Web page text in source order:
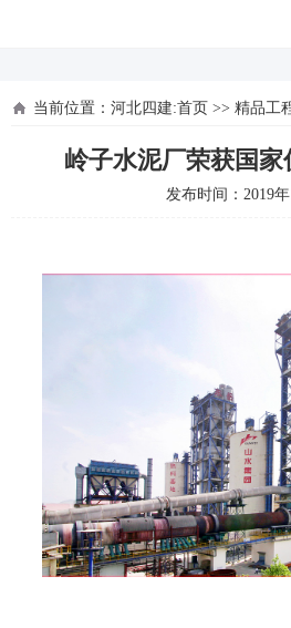
当前位置： 河北四建:首页 >> 精品工
岭子水泥厂荣获国
发布时间：2019年